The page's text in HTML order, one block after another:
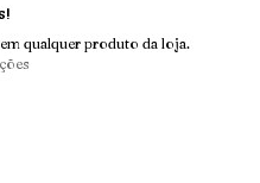
qualquer produto da loja.